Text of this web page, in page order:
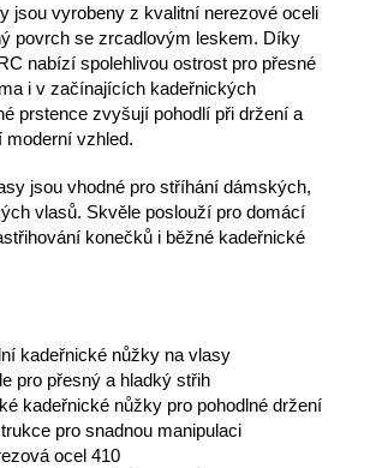
jsou vyrobeny z kvalitní nerezové oceli
povrch se zrcadlovým leskem. Díky
nabízí spolehlivou ostrost pro přesné
i v začínajících kadeřnických
prstence zvyšují pohodlí při držení a
moderní vzhled.
jsou vhodné pro stříhání dámských,
vlasů. Skvěle poslouží pro domácí
konečků i běžné kadeřnické
kadeřnické nůžky na vlasy
pro přesný a hladký střih
kadeřnické nůžky pro pohodlné držení
pro snadnou manipulaci
ocel 410